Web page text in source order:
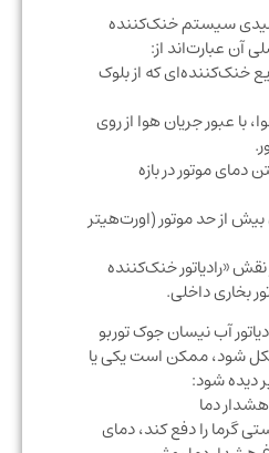
سیستم خنک‌کننده
از:
که از بلوک
جریان هوا از روی
در بازه
حد موتور (اورت‌هیتر
خنک‌کننده
داخلی.
آب نیسان جوک توربو
ممکن است یکی یا
شود:
دما
را دفع کند، دمای